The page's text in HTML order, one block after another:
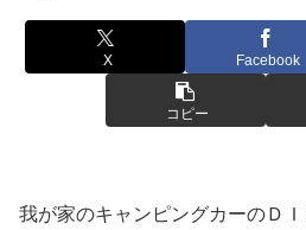
X Facebook
コピー
我が家のキャンピングカーのＤ